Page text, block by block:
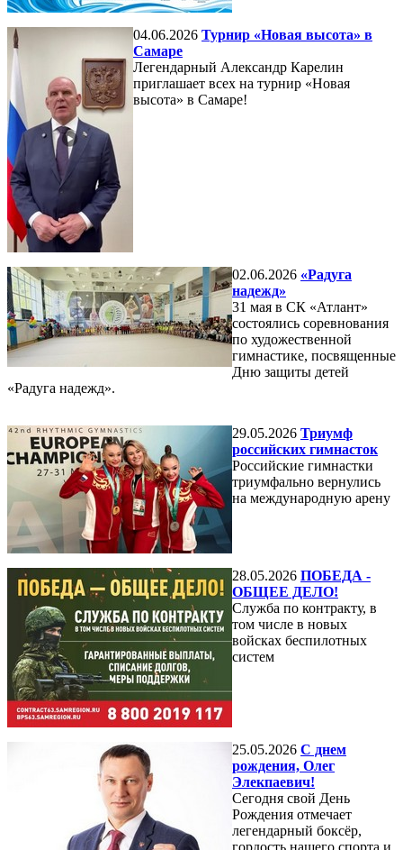
04.06.2026 Турнир «Новая высота» в
Самаре
Легендарный Александр Карелин
приглашает всех на турнир «Новая
высота» в Самаре!
02.06.2026 «Радуга
надежд»
31 мая в СК «Атлант»
состоялись соревнования
по художественной
гимнастике, посвященные
Дню защиты детей
«Радуга надежд».
29.05.2026 Триумф
российских гимнасток
Российские гимнастки
триумфально вернулись
на международную арену
28.05.2026 ПОБЕДА -
ОБЩЕЕ ДЕЛО!
Служба по контракту, в
том числе в новых
войсках беспилотных
систем
25.05.2026 С днем
рождения, Олег
Элекпаевич!
Сегодня свой День
Рождения отмечает
легендарный боксёр,
гордость нашего спорта и